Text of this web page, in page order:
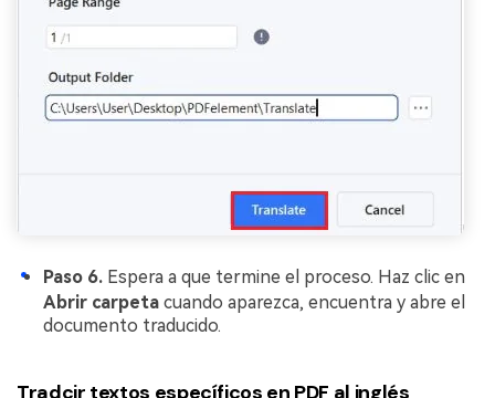
Paso 6. Espera a que termine el proceso. Haz clic en
Abrir carpeta cuando aparezca, encuentra y abre el
documento traducido.